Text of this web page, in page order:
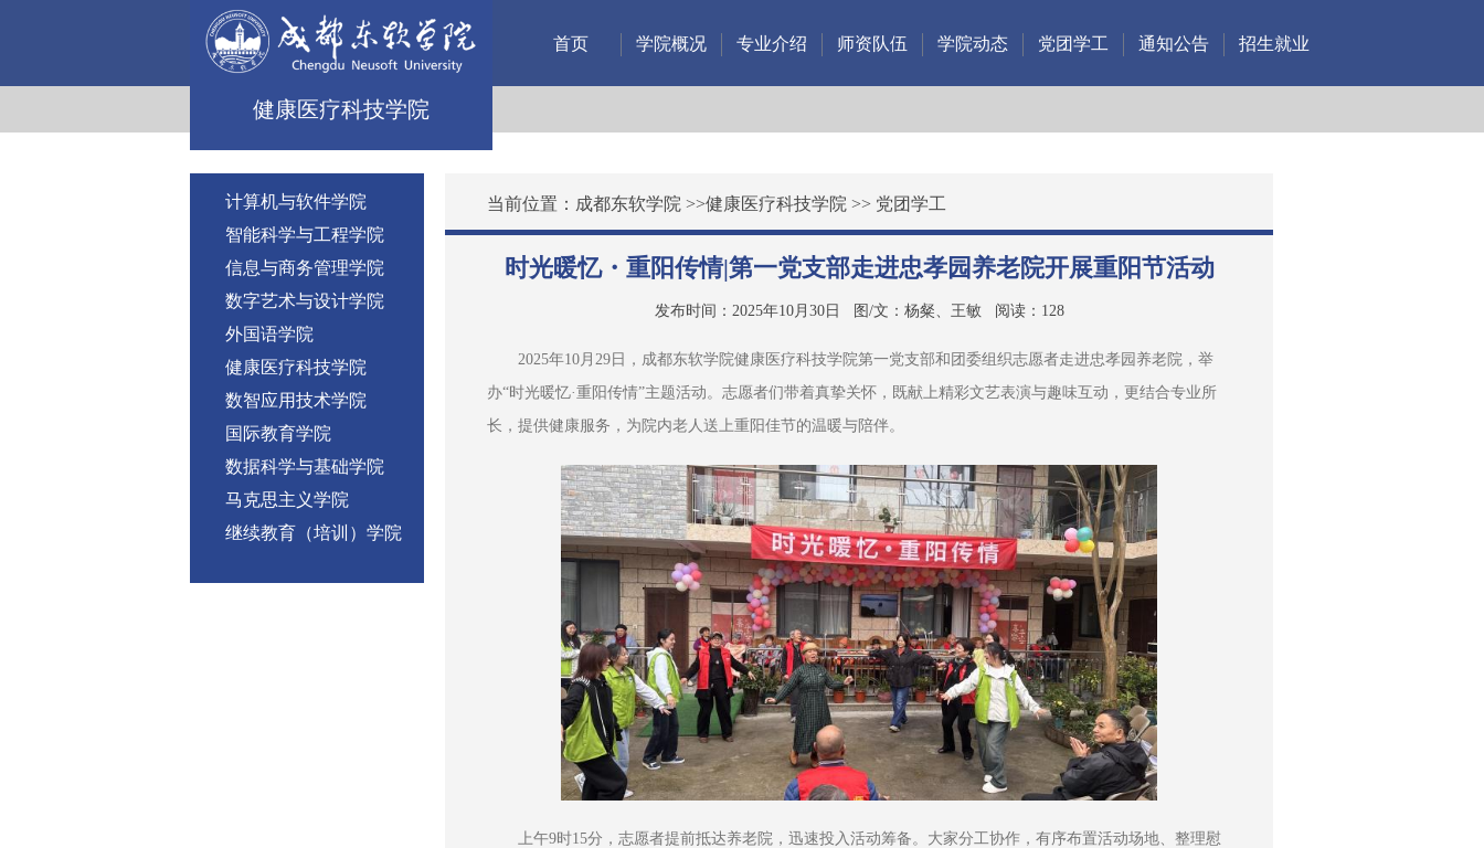
健康医疗科技学院
首页 学院概况 专业介绍 师资队伍 学院动态 党团学工 通知公告 招生就业
计算机与软件学院
智能科学与工程学院
信息与商务管理学院
数字艺术与设计学院
外国语学院
健康医疗科技学院
数智应用技术学院
国际教育学院
数据科学与基础学院
马克思主义学院
继续教育（培训）学院
当前位置： 成都东软学院 >>健康医疗科技学院 >> 党团学工
时光暖忆・重阳传情|第一党支部走进忠孝园养老院开展重阳节活动
发布时间：2025年10月30日 图/文：杨粲、王敏 阅读： 128
2025年10月29日，成都东软学院健康医疗科技学院第一党支部和团委组织志愿者走进忠孝园养老院，举
办“时光暖忆·重阳传情”主题活动。志愿者们带着真挚关怀，既献上精彩文艺表演与趣味互动，更结合专业所
长，提供健康服务，为院内老人送上重阳佳节的温暖与陪伴。
上午9时15分，志愿者提前抵达养老院，迅速投入活动筹备。大家分工协作，有序布置活动场地、整理慰